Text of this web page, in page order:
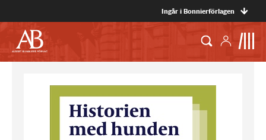
Ingår i Bonnierförlagen